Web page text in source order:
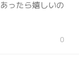
ったら嬉しいの
0